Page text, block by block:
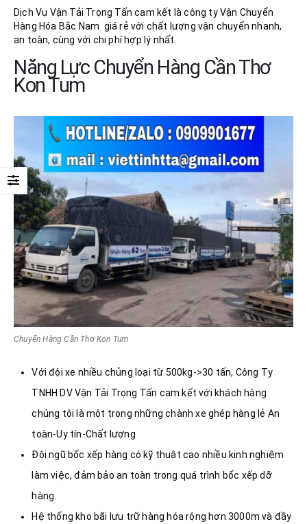
Dịch Vụ Vận Tải Trọng Tấn cam kết là công ty Vận Chuyển
Hàng Hóa Bắc Nam giá rẻ với chất lượng vận chuyển nhanh,
an toàn, cùng với chi phí hợp lý nhất.
Năng Lực Chuyển Hàng Cần Thơ
Kon Tum
Chuyển Hàng Cần Thơ Kon Tum
Với đội xe nhiều chủng loại từ 500kg->30 tấn, Công Ty
TNHH DV Vận Tải Trọng Tấn cam kết với khách hàng
chúng tôi là một trong những chành xe ghép hàng lẻ An
toàn-Uy tín-Chất lượng
Đội ngũ bốc xếp hàng có kỹ thuật cao nhiều kinh nghiệm
làm việc, đảm bảo an toàn trong quá trình bốc xếp dỡ
hàng.
Hệ thống kho bãi lưu trữ hàng hóa rộng hơn 3000m và đầy